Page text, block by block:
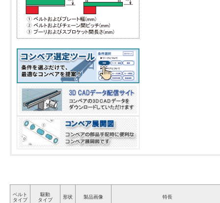
ベルト
タイプ
駆動
タイプ
形状 製品画像 特長